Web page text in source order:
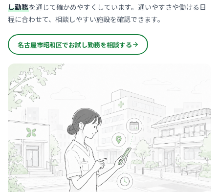
し勤務を通じて確かめやすくしています。通いやすさや働ける日
程に合わせて、相談しやすい施設を確認できます。
名古屋市昭和区でお試し勤務を相談する